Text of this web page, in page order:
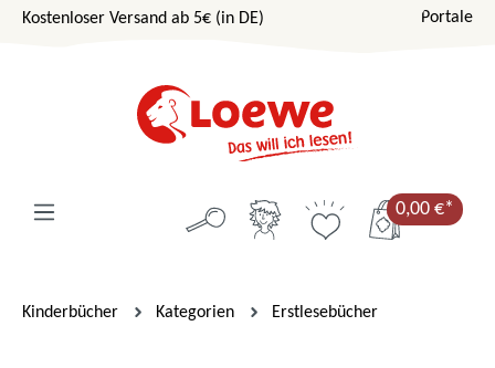
Zum Hauptinhalt springen
Kostenloser Versand ab 5€ (in DE) Portale
0,00 €*
Kinderbücher Kategorien Erstlesebücher